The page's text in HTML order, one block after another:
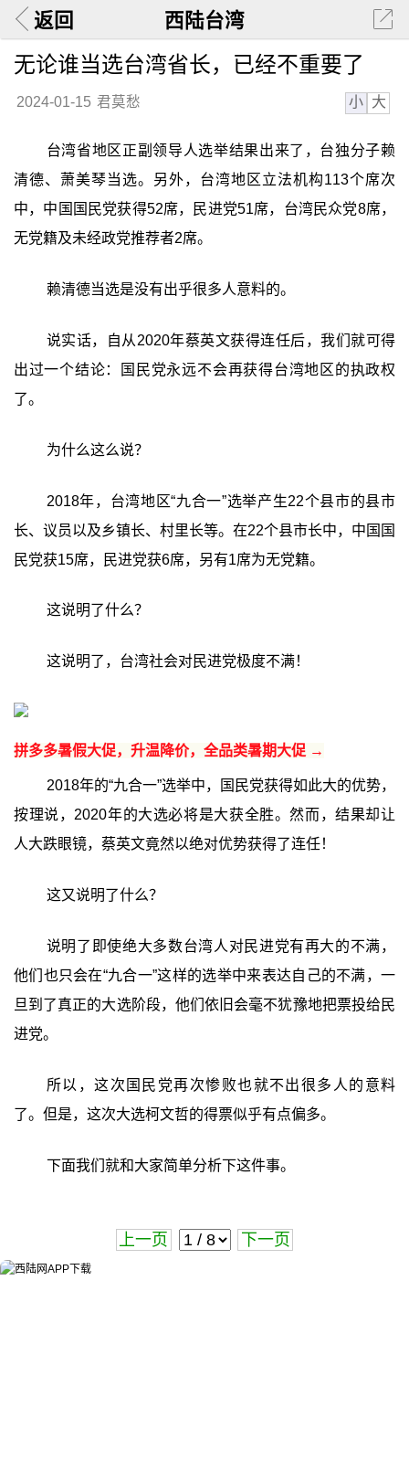
返回 西陆台湾
无论谁当选台湾省长，已经不重要了
2024-01-15 君莫愁 小 大
台湾省地区正副领导人选举结果出来了，台独分子赖
清德、萧美琴当选。另外，台湾地区立法机构113个席次
中，中国国民党获得52席，民进党51席，台湾民众党8席，
无党籍及未经政党推荐者2席。
赖清德当选是没有出乎很多人意料的。
说实话，自从2020年蔡英文获得连任后，我们就可得
出过一个结论：国民党永远不会再获得台湾地区的执政权
了。
为什么这么说？
2018年，台湾地区“九合一”选举产生22个县市的县市
长、议员以及乡镇长、村里长等。在22个县市长中，中国国
民党获15席，民进党获6席，另有1席为无党籍。
这说明了什么？
这说明了，台湾社会对民进党极度不满！
拼多多暑假大促，升温降价，全品类暑期大促 →
2018年的“九合一”选举中，国民党获得如此大的优势，
按理说，2020年的大选必将是大获全胜。然而，结果却让
人大跌眼镜，蔡英文竟然以绝对优势获得了连任！
这又说明了什么？
说明了即使绝大多数台湾人对民进党有再大的不满，
他们也只会在“九合一”这样的选举中来表达自己的不满，一
旦到了真正的大选阶段，他们依旧会毫不犹豫地把票投给民
进党。
所以，这次国民党再次惨败也就不出很多人的意料
了。但是，这次大选柯文哲的得票似乎有点偏多。
下面我们就和大家简单分析下这件事。
上一页 下一页